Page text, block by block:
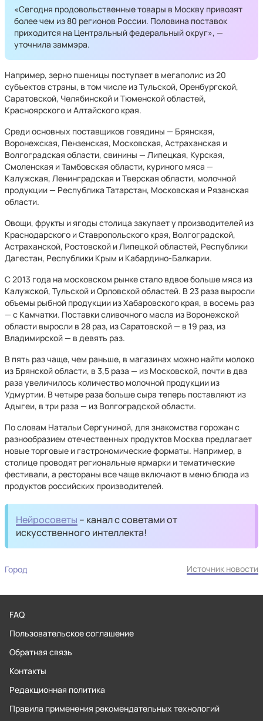
«Сегодня продовольственные товары в Москву привозят
более чем из 80 регионов России. Половина поставок
приходится на Центральный федеральный округ», —
уточнила заммэра.
Например, зерно пшеницы поступает в мегаполис из 20
субъектов страны, в том числе из Тульской, Оренбургской,
Саратовской, Челябинской и Тюменской областей,
Красноярского и Алтайского края.
Среди основных поставщиков говядины — Брянская,
Воронежская, Пензенская, Московская, Астраханская и
Волгоградская области, свинины — Липецкая, Курская,
Смоленская и Тамбовская области, куриного мяса —
Калужская, Ленинградская и Тверская области, молочной
продукции — Республика Татарстан, Московская и Рязанская
области.
Овощи, фрукты и ягоды столица закупает у производителей из
Краснодарского и Ставропольского края, Волгоградской,
Астраханской, Ростовской и Липецкой областей, Республики
Дагестан, Республики Крым и Кабардино-Балкарии.
С 2013 года на московском рынке стало вдвое больше мяса из
Калужской, Тульской и Орловской областей. В 23 раза выросли
объемы рыбной продукции из Хабаровского края, в восемь раз
— с Камчатки. Поставки сливочного масла из Воронежской
области выросли в 28 раз, из Саратовской — в 19 раз, из
Владимирской — в девять раз.
В пять раз чаще, чем раньше, в магазинах можно найти молоко
из Брянской области, в 3,5 раза — из Московской, почти в два
раза увеличилось количество молочной продукции из
Удмуртии. В четыре раза больше сыра теперь поставляют из
Адыгеи, в три раза — из Волгоградской области.
По словам Натальи Сергуниной, для знакомства горожан с
разнообразием отечественных продуктов Москва предлагает
новые торговые и гастрономические форматы. Например, в
столице проводят региональные ярмарки и тематические
фестивали, а рестораны все чаще включают в меню блюда из
продуктов российских производителей.
Нейросоветы – канал с советами от
искусственного интеллекта!
Город Источник новости
FAQ
Пользовательское соглашение
Обратная связь
Контакты
Редакционная политика
Правила применения рекомендательных технологий